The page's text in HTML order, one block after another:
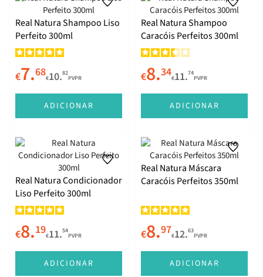
Real Natura Shampoo Liso
Perfeito 300ml
€7.68€10.82
PVPR
ADICIONAR
Real Natura Shampoo
Caracóis Perfeitos 300ml
€8.34€11.74
PVPR
ADICIONAR
Real Natura Condicionador
Liso Perfeito 300ml
€8.19€11.54
PVPR
ADICIONAR
Real Natura Máscara
Caracóis Perfeitos 350ml
€8.97€12.63
PVPR
ADICIONAR